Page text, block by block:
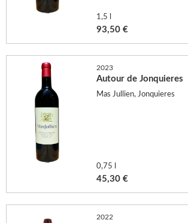
1,5 l
93,50 €
2023
Autour de Jonquieres
Mas Jullien, Jonquieres
0,75 l
45,30 €
2022